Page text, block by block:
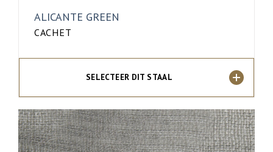
ALICANTE GREEN
CACHET
SELECTEER DIT STAAL